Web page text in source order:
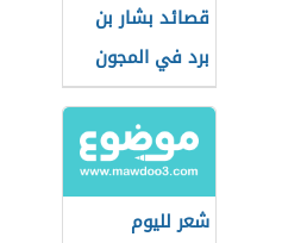
قصائد بشار بن
برد في المجون
شعر لليوم